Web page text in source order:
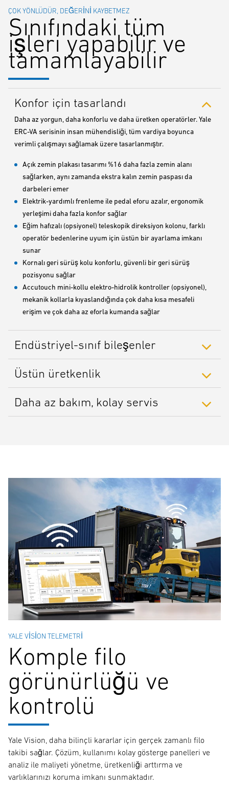
ÇOK YÖNLÜDÜR, DEĞERINI KAYBETMEZ
Sınıfındaki tüm
işleri yapabilir ve
tamamlayabilir
Konfor için tasarlandı
Daha az yorgun, daha konforlu ve daha üretken operatörler. Yale
ERC-VA serisinin insan mühendisliği, tüm vardiya boyunca
verimli çalışmayı sağlamak üzere tasarlanmıştır.
Açık zemin plakası tasarımı %16 daha fazla zemin alanı
sağlarken, aynı zamanda ekstra kalın zemin paspası da
darbeleri emer
Elektrik-yardımlı frenleme ile pedal eforu azalır, ergonomik
yerleşimi daha fazla konfor sağlar
Eğim hafızalı (opsiyonel) teleskopik direksiyon kolonu, farklı
operatör bedenlerine uyum için üstün bir ayarlama imkanı
sunar
Kornalı geri sürüş kolu konforlu, güvenli bir geri sürüş
pozisyonu sağlar
Accutouch mini-kollu elektro-hidrolik kontroller (opsiyonel),
mekanik kollarla kıyaslandığında çok daha kısa mesafeli
erişim ve çok daha az eforla kumanda sağlar
Endüstriyel-sınıf bileşenler
Üstün üretkenlik
Daha az bakım, kolay servis
YALE VISION TELEMETRI
Komple filo
görünürlüğü ve
kontrolü
Yale Vision, daha bilinçli kararlar için gerçek zamanlı filo
takibi sağlar. Çözüm, kullanımı kolay gösterge panelleri ve
analiz ile maliyeti yönetme, üretkenliği arttırma ve
varlıklarınızı koruma imkanı sunmaktadır.